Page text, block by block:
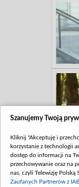
Szanujemy Twoją
Kliknij "Akceptuję i
korzystanie z technologii
dostęp do informacji na
przechowywanie oraz na
nas, czyli Telewizję Polską
Zaufanych Partnerów z